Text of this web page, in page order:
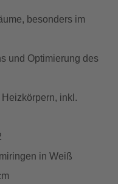
besonders im
und Optimierung des
inkl.
in Weiß